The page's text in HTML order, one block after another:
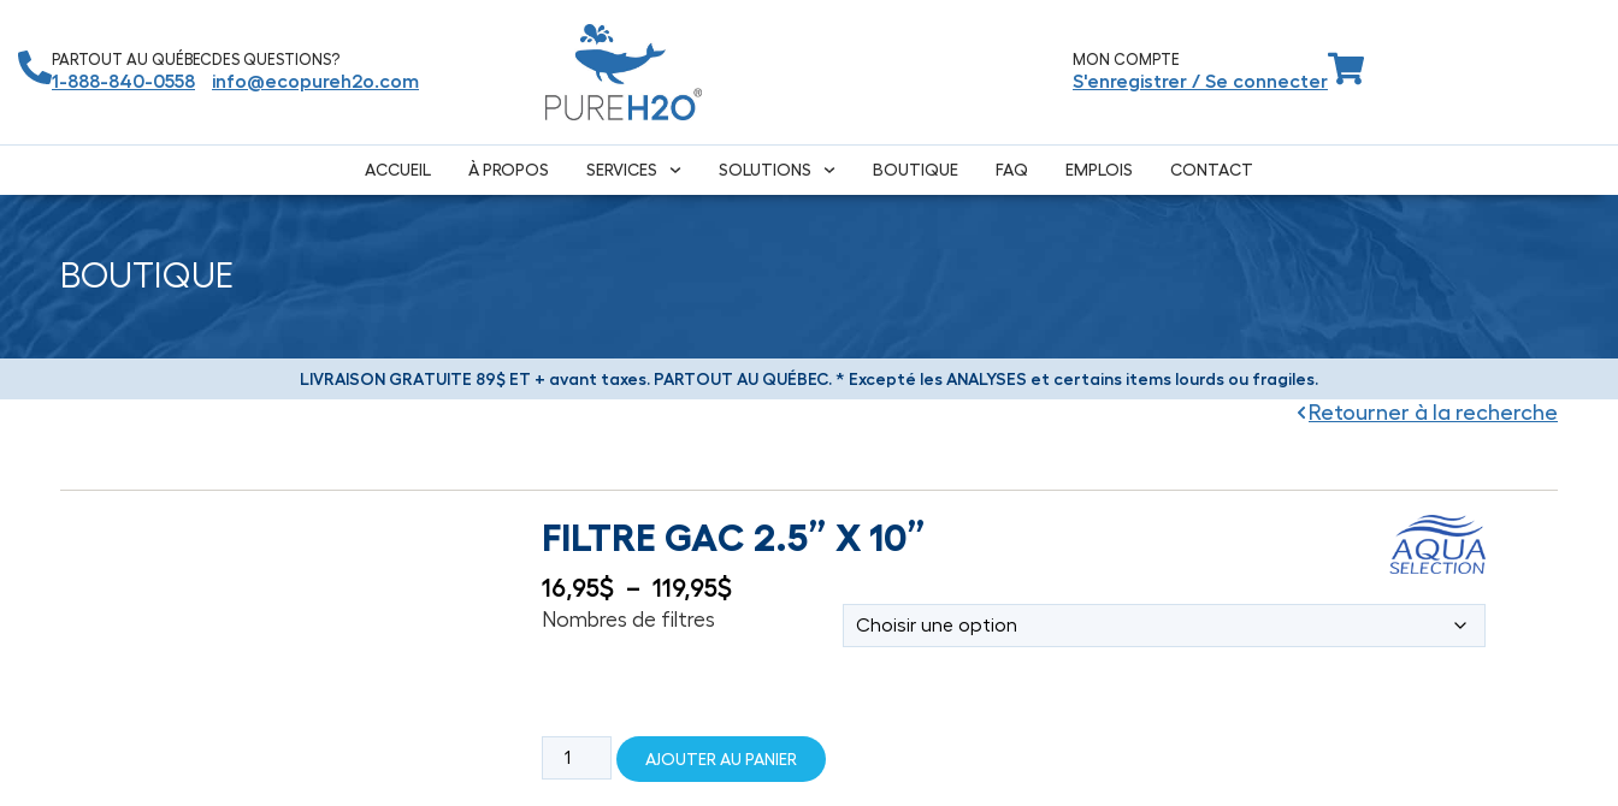
PARTOUT AU QUÉBEC
1-888-840-0558
DES QUESTIONS?
info@ecopureh2o.com
MON COMPTE
S'enregistrer / Se connecter
ACCUEIL À PROPOS SERVICES SOLUTIONS BOUTIQUE FAQ EMPLOIS CONTACT
BOUTIQUE
LIVRAISON GRATUITE 89$ ET + avant taxes. PARTOUT AU QUÉBEC. * Excepté les ANALYSES et certains items lourds ou fragiles.
Retourner à la recherche
FILTRE GAC 2.5” X 10”
16,95$ – 119,95$
Nombres de filtres
AJOUTER AU PANIER